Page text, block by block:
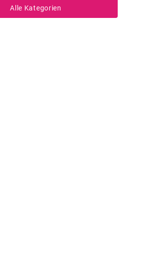
Alle Kategorien